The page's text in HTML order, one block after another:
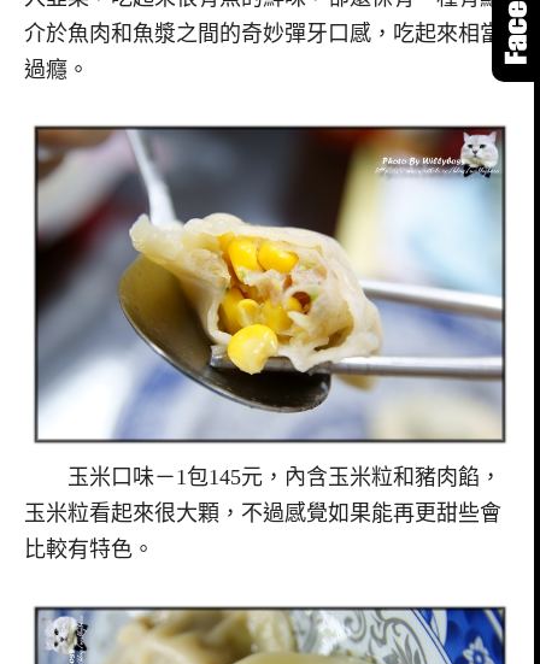
介於魚肉和魚漿之間的奇妙彈牙口感，吃起來相當
過癮。
玉米口味－1包145元，內含玉米粒和豬肉餡，
玉米粒看起來很大顆，不過感覺如果能再更甜些會
比較有特色。